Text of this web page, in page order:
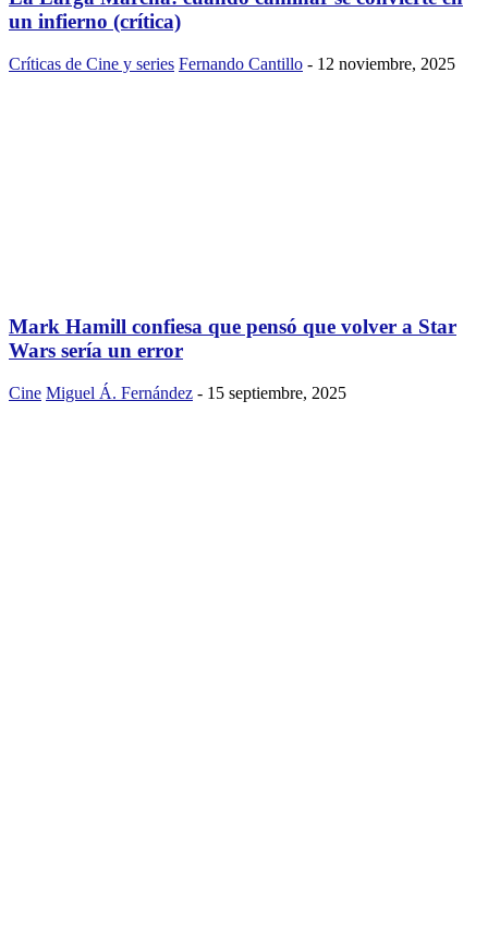
un infierno (crítica)
Críticas de Cine y series Fernando Cantillo - 12 noviembre, 2025
Mark Hamill confiesa que pensó que volver a Star
Wars sería un error
Cine Miguel Á. Fernández - 15 septiembre, 2025